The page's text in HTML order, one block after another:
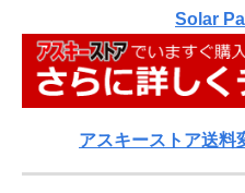
Solar
アスキーストア送料